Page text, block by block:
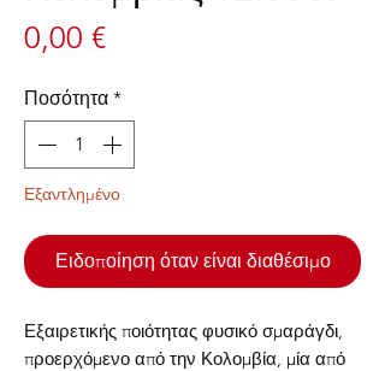
0,00 €Τιμή
Ποσότητα *
Εξαντλημένο
Ειδοποίηση όταν είναι διαθέσιμο
Εξαιρετικής ποιότητας φυσικό σμαράγδι,
προερχόμενο από την Κολομβία, μία από